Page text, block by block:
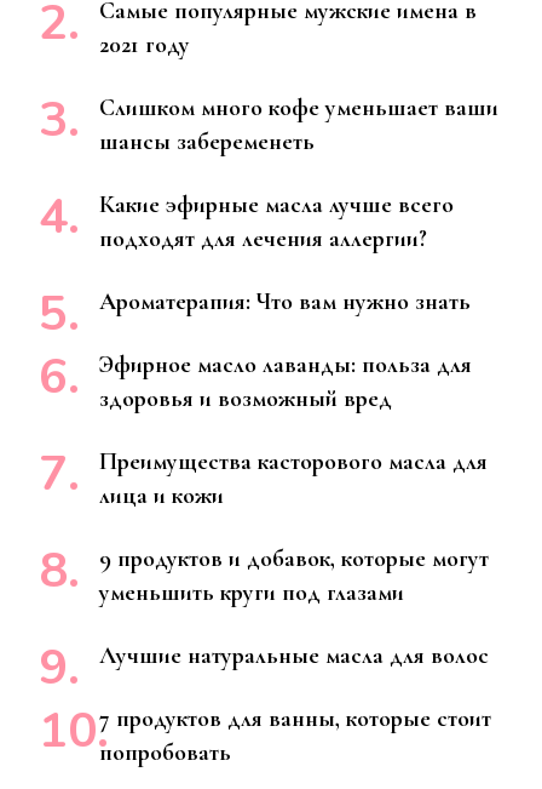
Самые популярные мужские имена в
2021 году
Слишком много кофе уменьшает ваши
шансы забеременеть
Какие эфирные масла лучше всего
подходят для лечения аллергии?
Ароматерапия: Что вам нужно знать
Эфирное масло лаванды: польза для
здоровья и возможный вред
Преимущества касторового масла для
лица и кожи
9 продуктов и добавок, которые могут
уменьшить круги под глазами
Лучшие натуральные масла для волос
7 продуктов для ванны, которые стоит
попробовать